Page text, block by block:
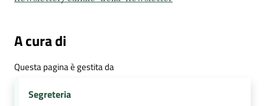
A cura di
Questa pagina è gestita da
Segreteria